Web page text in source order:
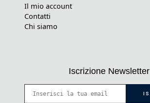
Il mio account
Contatti
Chi siamo
Iscrizione Newsletter